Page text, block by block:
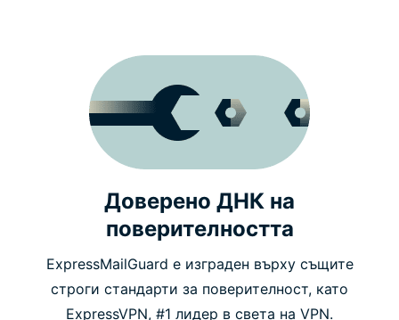
Доверено ДНК на
поверителността
ExpressMailGuard е изграден върху същите
строги стандарти за поверителност, като
ExpressVPN, #1 лидер в света на VPN.